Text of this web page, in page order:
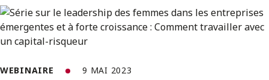
WEBINAIRE 9 MAI 2023